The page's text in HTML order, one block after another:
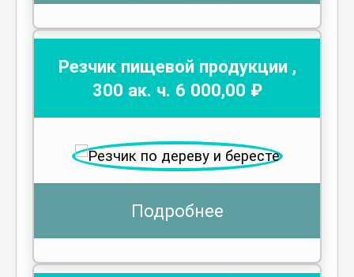
Резчик пищевой продукции ,
300 ак. ч. 6 000,00 ₽
Подробнее